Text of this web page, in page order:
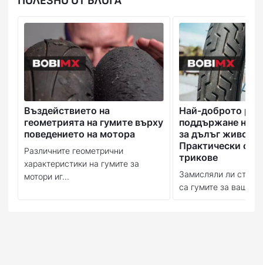
Въздействието на
геометрията на гумите върху
поведението на мотора
Различните геометрични
характеристики на гумите за
мотори иг...
Най-доброто
поддържане на
за дълъг живот:
Практически
трикове
Замисляли ли сте
са гумите за вашия